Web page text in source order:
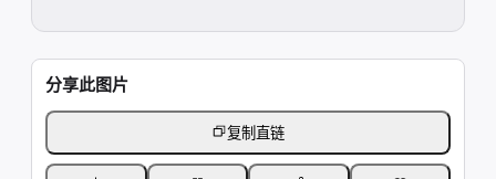
分享此图片
复制直链